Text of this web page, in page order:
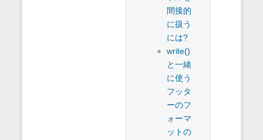
間接的
に扱う
には?
write()
と一緒
に使う
フッタ
ーのフ
ォーマ
ットの